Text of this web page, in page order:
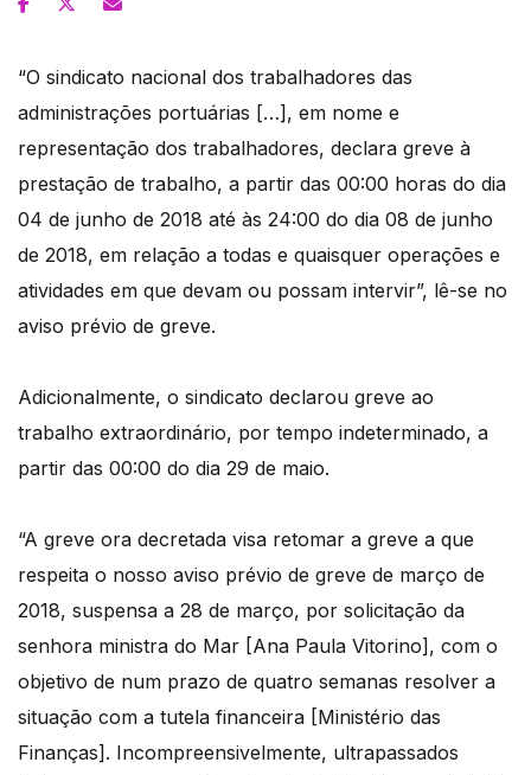
“O sindicato nacional dos trabalhadores das
administrações portuárias […], em nome e
representação dos trabalhadores, declara greve à
prestação de trabalho, a partir das 00:00 horas do dia
04 de junho de 2018 até às 24:00 do dia 08 de junho
de 2018, em relação a todas e quaisquer operações e
atividades em que devam ou possam intervir”, lê-se no
aviso prévio de greve.
Adicionalmente, o sindicato declarou greve ao
trabalho extraordinário, por tempo indeterminado, a
partir das 00:00 do dia 29 de maio.
“A greve ora decretada visa retomar a greve a que
respeita o nosso aviso prévio de greve de março de
2018, suspensa a 28 de março, por solicitação da
senhora ministra do Mar [Ana Paula Vitorino], com o
objetivo de num prazo de quatro semanas resolver a
situação com a tutela financeira [Ministério das
Finanças]. Incompreensivelmente, ultrapassados